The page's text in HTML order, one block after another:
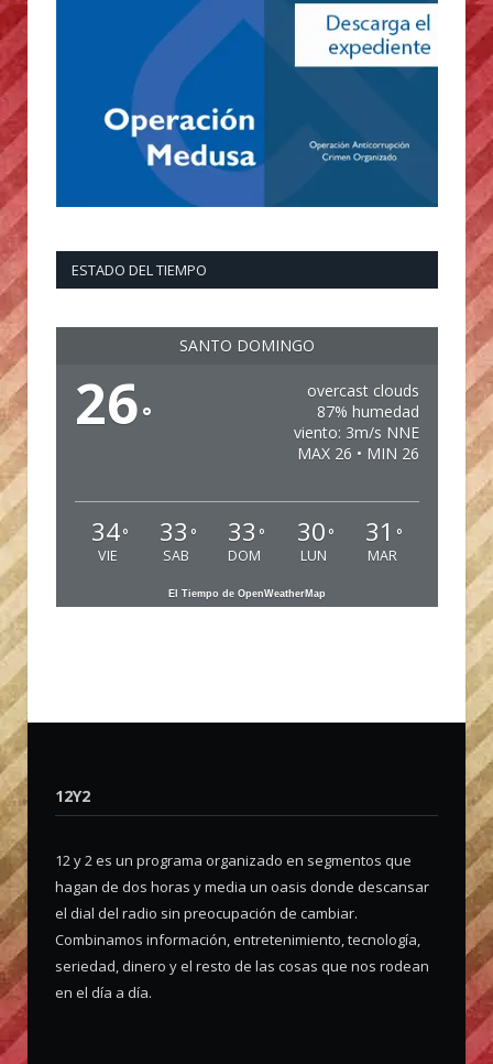
ESTADO DEL TIEMPO
SANTO DOMINGO
26°
overcast clouds
87% humedad
viento: 3m/s NNE
MAX 26 • MIN 26
34°
VIE
33 °
SAB
33 °
DOM
30 °
LUN
31 °
MAR
El Tiempo de OpenWeatherMap
12Y2
12 y 2 es un programa organizado en segmentos que
hagan de dos horas y media un oasis donde descansar
el dial del radio sin preocupación de cambiar.
Combinamos información, entretenimiento, tecnología,
seriedad, dinero y el resto de las cosas que nos rodean
en el día a día.